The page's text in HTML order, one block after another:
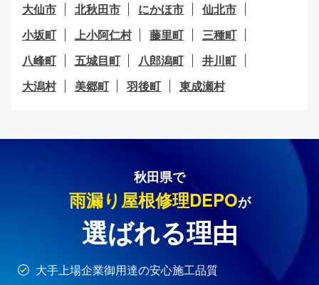
大仙市
北秋田市 にかほ市
仙北市
小坂町
上小阿仁村 藤里町
三種町
八峰町
五城目町 八郎潟町
井川町
大潟村
美郷町 羽後町 東成瀬村
秋田県で
雨漏り屋根修理DEPOが
選ばれる理由
大手上場企業御用達の安心施工品質